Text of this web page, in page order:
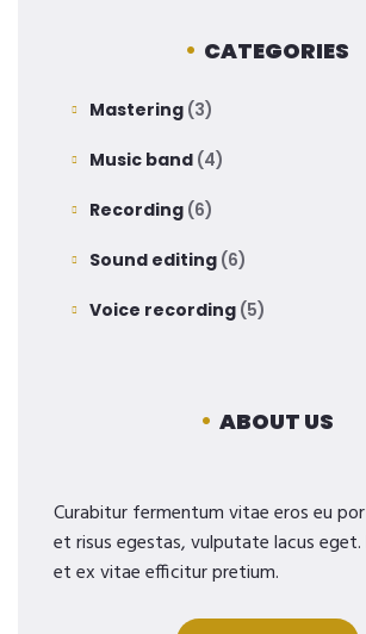
CATEGORIES
Mastering (3)
Music band (4)
Recording (6)
Sound editing (6)
Voice recording (5)
ABOUT US
Curabitur fermentum vitae eros eu
et risus egestas, vulputate lacus eget.
et ex vitae efficitur pretium.